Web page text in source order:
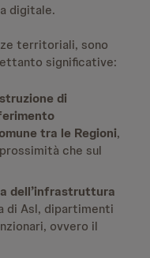
digitale.
territoriali, sono
significative:
di
tra le Regioni,
che sul
dell’infrastruttura
di Asl, dipartimenti
ovvero il